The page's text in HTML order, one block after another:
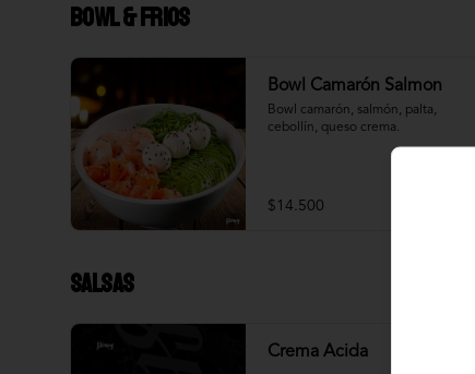
Bowl & frios
Bowl Camarón Salmon
Bowl camarón, salmón, palta,
cebollín, queso crema.
$14.500
Salsas
Crema Acida